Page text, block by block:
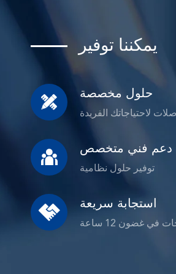
يمكننا توفير
 حلول مخصصة
 دعم فني متخصص
توفير حلول نظامية
 استجابة سريعة
في غضون 12 ساعة